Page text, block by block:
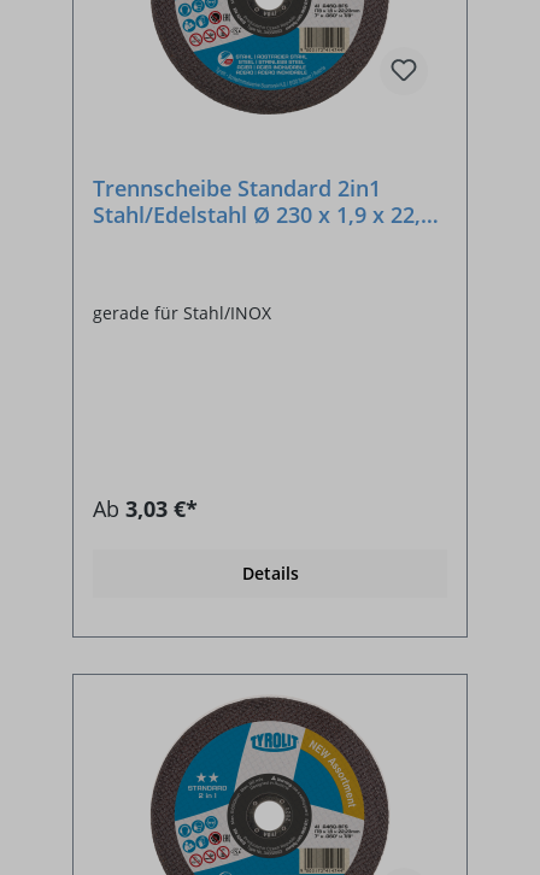
Trennscheibe Standard 2in1
Stahl/Edelstahl Ø 230 x 1,9 x 22,23
gerade für Stahl/INOX
Ab 3,03 €*
Details